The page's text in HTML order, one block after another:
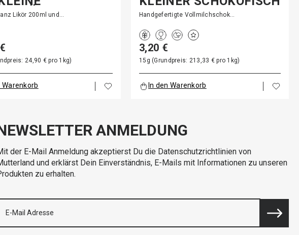
Likör 200ml und…
24,90 € pro 1kg)
Warenkorb
NEO…
Handgefertigte Vollmilchschok…
3,20 €
15g (Grundpreis: 213,33 € pro 1kg)
In den Warenkorb
ANMELDUNG
der E-Mail Anmeldung akzeptierst Du die Datenschutzrichtlinien von
und erklärst Dein Einverständnis, E-Mails mit Informationen zu unseren
zu erhalten.